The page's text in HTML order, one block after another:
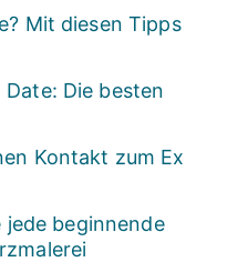
Mit diesen Tipps
Date: Die besten
Kontakt zum Ex
beginnende